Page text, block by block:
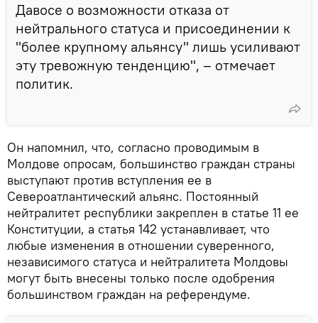
Давосе о возможности отказа от
нейтрального статуса и присоединении к
"более крупному альянсу" лишь усиливают
эту тревожную тенденцию", – отмечает
политик.
Он напомнил, что, согласно проводимым в
Молдове опросам, большинство граждан страны
выступают против вступления ее в
Североатлантический альянс. Постоянный
нейтралитет республики закреплен в статье 11 ее
Конституции, а статья 142 устанавливает, что
любые изменения в отношении суверенного,
независимого статуса и нейтралитета Молдовы
могут быть внесены только после одобрения
большинством граждан на референдуме.